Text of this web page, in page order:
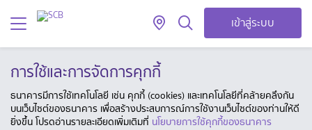
เข้าสู่ระบบ
การใช้และการจัดการคุกกี้
ธนาคารมีการใช้เทคโนโลยี เช่น คุกกี้ (cookies) และเทคโนโลยีที่คล้ายคลึงกัน
บนเว็บไซต์ของธนาคาร เพื่อสร้างประสบการณ์การใช้งานเว็บไซต์ของท่านให้ดี
ยิ่งขึ้น โปรดอ่านรายละเอียดเพิ่มเติมที่ นโยบายการใช้คุกกี้ของธนาคาร